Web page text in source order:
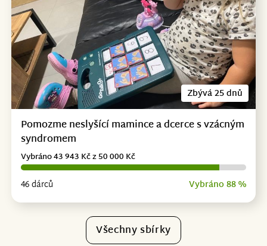
Zbývá 25 dnů
Pomozme neslyšící mamince a dcerce s vzácným
syndromem
46 dárců Vybráno 88 %
Vybráno 43 943 Kč z 50 000 Kč
Všechny sbírky